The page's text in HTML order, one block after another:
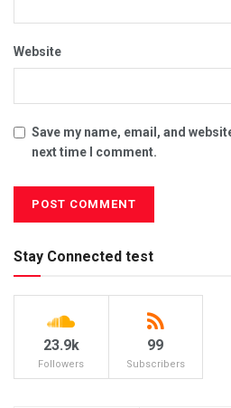
Website
Save my name, email, and
next time I comment.
Stay Connected test
23.9k
Followers
99
Subscribers